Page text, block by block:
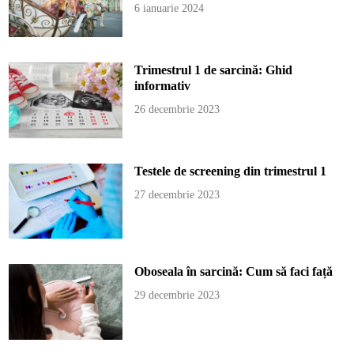
6 ianuarie 2024
Trimestrul 1 de sarcină: Ghid
informativ
26 decembrie 2023
Testele de screening din trimestrul 1
27 decembrie 2023
Oboseala în sarcină: Cum să faci față
29 decembrie 2023